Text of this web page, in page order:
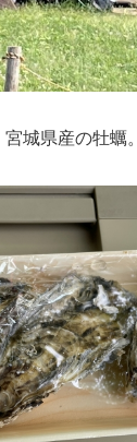
城県産の牡蠣。